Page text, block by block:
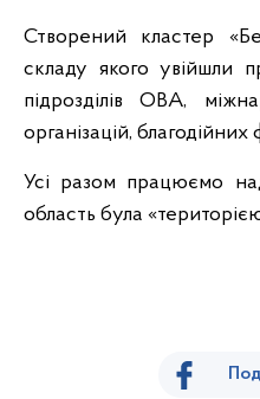
Створений кластер
складу якого увійшли
підрозділів ОВА,
організацій, благодійних
Усі разом працюємо
область була